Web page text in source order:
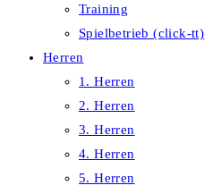
Training
Spielbetrieb (click-tt)
Herren
1. Herren
2. Herren
3. Herren
4. Herren
5. Herren